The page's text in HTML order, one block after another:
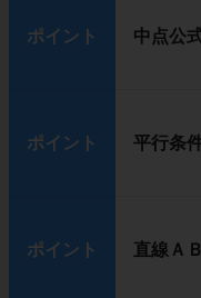
ポイント 中点公
ポイント 平行条
ポイント 直線Ａ